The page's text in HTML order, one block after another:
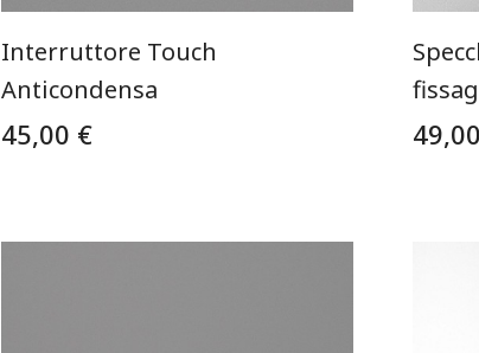
Interruttore Touch
Anticondensa
45,00 €